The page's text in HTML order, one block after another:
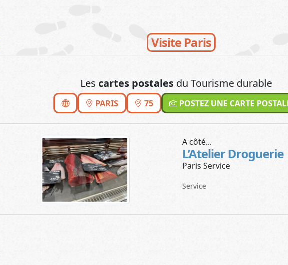
Visite Paris
Les cartes postales du Tourisme durable
PARIS 75 POSTEZ UNE CARTE
A côté...
L’Atelier Droguerie
Paris Service
Service